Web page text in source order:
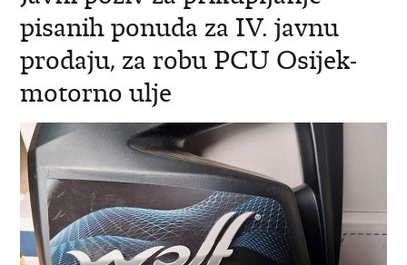
pisanih ponuda za IV. javnu
prodaju, za robu PCU Osijek-
motorno ulje